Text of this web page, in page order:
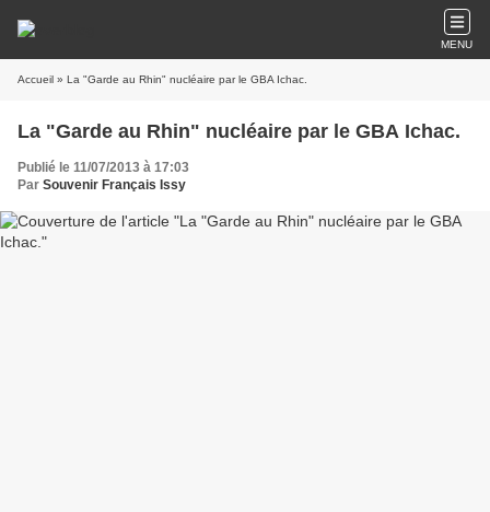
MENU
Accueil » La "Garde au Rhin" nucléaire par le GBA Ichac.
La "Garde au Rhin" nucléaire par le GBA Ichac.
Publié le 11/07/2013 à 17:03
Par Souvenir Français Issy